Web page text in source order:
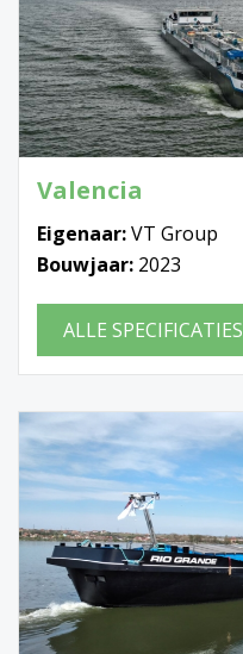
Valencia
Eigenaar:VT Group
Bouwjaar: 2023
ALLE SPECIFICATIES